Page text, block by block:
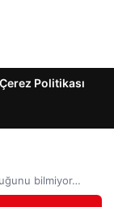
Çerez Politikası
bilmiyor…